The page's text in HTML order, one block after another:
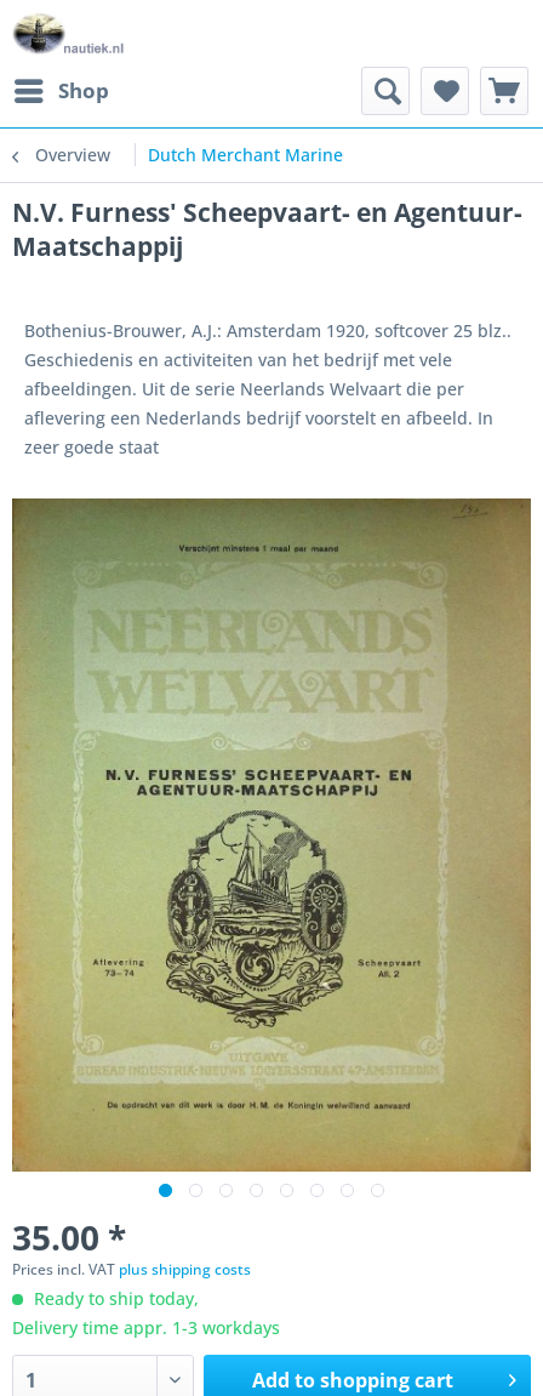
Shop
Overview Dutch Merchant Marine
N.V. Furness' Scheepvaart- en Agentuur-
Maatschappij
Bothenius-Brouwer, A.J.: Amsterdam 1920, softcover 25 blz..
Geschiedenis en activiteiten van het bedrijf met vele
afbeeldingen. Uit de serie Neerlands Welvaart die per
aflevering een Nederlands bedrijf voorstelt en afbeeld. In
zeer goede staat
35.00 *
Prices incl. VAT plus shipping costs
Ready to ship today,
Delivery time appr. 1-3 workdays
Add toshopping cart